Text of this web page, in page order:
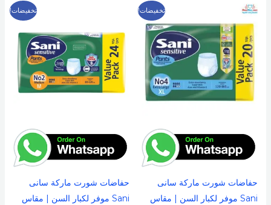
تخفيضات!
حفاضات شورت ماركة سانى
Sani موفر لكبار السن | مقاس
هو:
900 EGP.
هو:
699 EGP.
تخفيضات!
حفاضات شورت ماركة سانى
Sani موفر لكبار السن | مقاس
900 EGP.
729 EGP.